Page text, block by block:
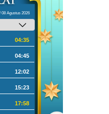
08 Agustus 2026
04:35
04:45
12:02
15:23
17:58